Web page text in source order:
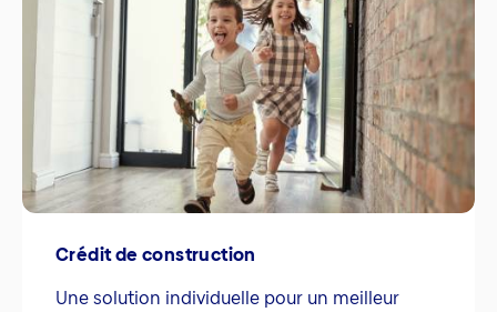
Crédit de construction
Une solution individuelle pour un meilleur